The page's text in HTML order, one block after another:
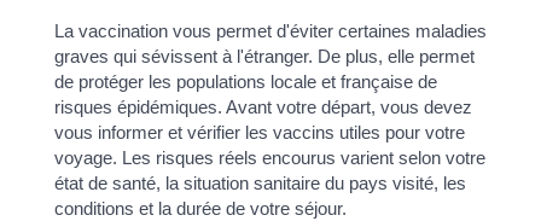
La vaccination vous permet d'éviter certaines maladies
graves qui sévissent à l'étranger. De plus, elle permet
de protéger les populations locale et française de
risques épidémiques. Avant votre départ, vous devez
vous informer et vérifier les vaccins utiles pour votre
voyage. Les risques réels encourus varient selon votre
état de santé, la situation sanitaire du pays visité, les
conditions et la durée de votre séjour.